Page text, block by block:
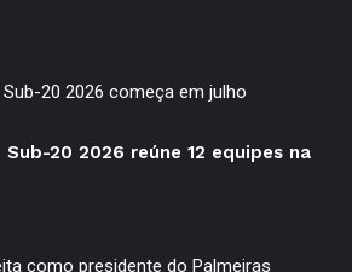
20 2026 reúne 12 equipes na